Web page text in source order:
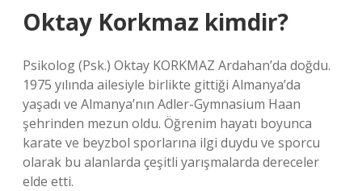
Oktay Korkmaz kimdir?
Psikolog (Psk.) Oktay KORKMAZ Ardahan’da doğdu.
1975 yılında ailesiyle birlikte gittiği Almanya’da
yaşadı ve Almanya’nın Adler-Gymnasium Haan
şehrinden mezun oldu. Öğrenim hayatı boyunca
karate ve beyzbol sporlarına ilgi duydu ve sporcu
olarak bu alanlarda çeşitli yarışmalarda dereceler
elde etti.